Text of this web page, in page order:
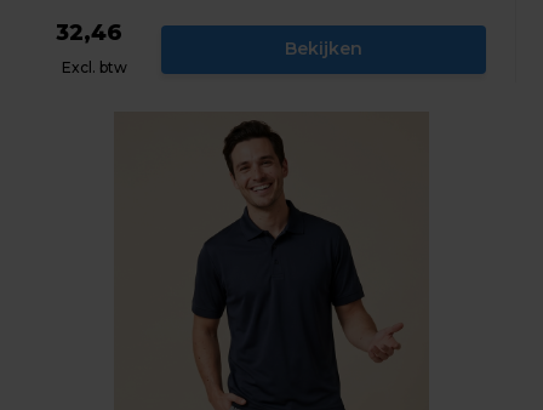
32,46
Excl. btw
Bekijken